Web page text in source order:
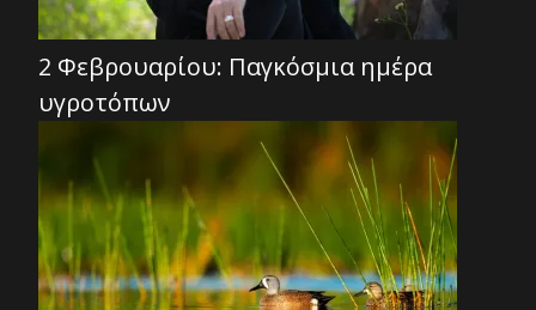
2 Φεβρουαρίου: Παγκόσμια ημέρα
υγροτόπων